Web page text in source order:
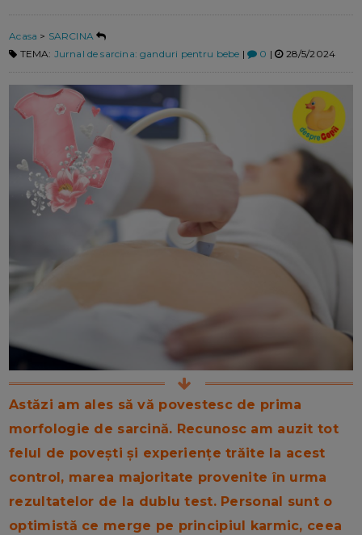
Acasa > SARCINA
TEMA: Jurnal de sarcina: ganduri pentru bebe | 0 | 28/5/2024
Astăzi am ales să vă povestesc de prima
morfologie de sarcină. Recunosc am auzit tot
felul de povești și experiențe trăite la acest
control, marea majoritate provenite în urma
rezultatelor de la dublu test. Personal sunt o
optimistă ce merge pe principiul karmic, ceea